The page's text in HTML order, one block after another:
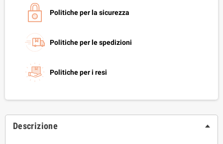
Politiche per la sicurezza
Politiche per le spedizioni
Politiche per i resi
Descrizione